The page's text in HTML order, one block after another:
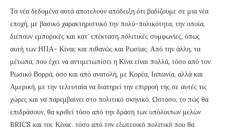
Τα νέα δεδομένα αυτά αποτελούν απόδειξη ότι βαδίζουμε σε μια νέα
εποχή, με βασικό χαρακτηριστικό την πολύ-πολικότητα, την οποία,
διέπουν εμπορικές και κατ’ επέκταση πολιτικές συμφωνίες, όπως
αυτή των ΗΠΑ- Κίνας και πιθανώς και Ρωσίας. Από την άλλη, τα
μέτωπα, που έχει να αντιμετωπίσει η Κίνα είναι πολλά, τόσο από τον
Ρωσικό Βορρά, όσο και από ανατολή, με Κορέα, Ιαπωνία, αλλά και
Αμερική, με την τελευταία να διατηρεί την επιρροή της σε αυτές τις
χώρες και να παρεμβαίνει στο πολιτικό σκηνικό. Ωστόσο, το πώς θα
επιδράσουν, θα κριθεί τόσο από την δράση των υπόλοιπων μελών
BRICS και της Κίνας, τόσο από την εξωτερική πολιτική που θα